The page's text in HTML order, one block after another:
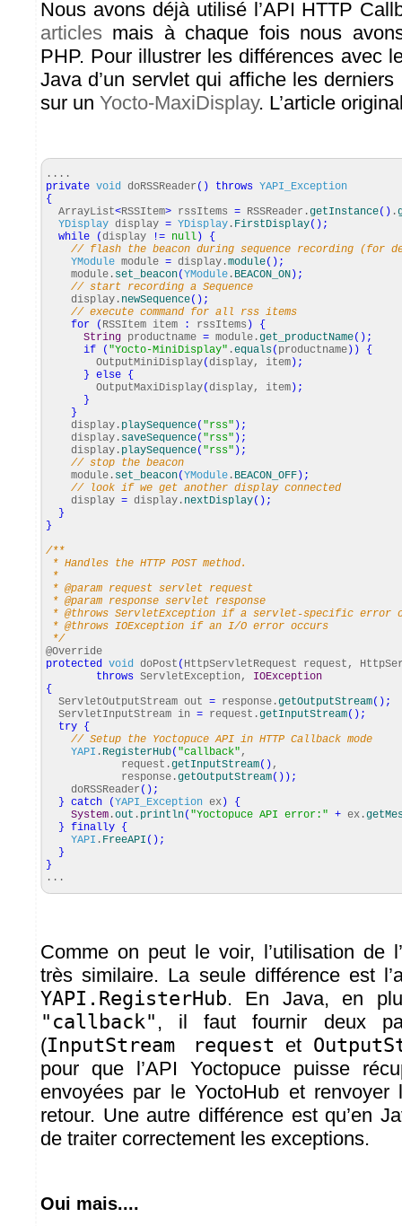
Nous avons déjà utilisé l’API HTTP
articles mais à chaque fois nous
PHP. Pour illustrer les différences avec
Java d’un servlet qui affiche les
sur un Yocto-MaxiDisplay. L’article
....
private void doRSSReader ( ) throws YAPI_Exception
{
ArrayList<RSSItem> rssItems = RSSReader.getInstance( ) .
YDisplay display = YDisplay . FirstDisplay( ) ;
while
(display != null )
{
// flash the beacon during sequence recording (for
YModule module = display.module( ) ;
module. set_beacon(YModule . BEACON_ON ) ;
// start recording a Sequence
display. newSequence( ) ;
// execute command for all rss items
for
( RSSItem item : rssItems )
{
String productname = module.get_productName( ) ;
if
( "Yocto-MiniDisplay" .equals( productname ) )
{
OutputMiniDisplay(display, item ) ;
} else {
OutputMaxiDisplay(display, item ) ;
}
}
display. playSequence( "rss" ) ;
display. saveSequence( "rss" ) ;
display. playSequence( "rss" ) ;
// stop the beacon
module. set_beacon(YModule . BEACON_OFF ) ;
// look if we get another display connected
display = display. nextDisplay( ) ;
}
}
/**
* Handles the HTTP POST method.
*
* @param request servlet request
* @param response servlet response
* @throws ServletException if a servlet-specific error
* @throws IOException if an I/O error occurs
*/
@Override
protected void doPost ( HttpServletRequest request,
throws ServletException, IOException
{
ServletOutputStream out = response.getOutputStream( ) ;
ServletInputStream in = request.getInputStream( ) ;
try {
// Setup the Yoctopuce API in HTTP Callback mode
YAPI . RegisterHub( "callback" ,
request.getInputStream( ) ,
response.getOutputStream( ) ) ;
doRSSReader ( ) ;
} catch (YAPI_Exception ex )
{
System .out . println( "Yoctopuce API error:" + ex.
} finally {
YAPI . FreeAPI ( ) ;
}
}
...
Comme on peut le voir, l’utilisation de
très similaire. La seule différence est
YAPI.RegisterHub. En Java, en
"callback" , il faut fournir deux
(InputStream request et
pour que l’API Yoctopuce puisse
envoyées par le YoctoHub et renvoyer
retour. Une autre différence est qu’en
de traiter correctement les exceptions.
Oui mais....